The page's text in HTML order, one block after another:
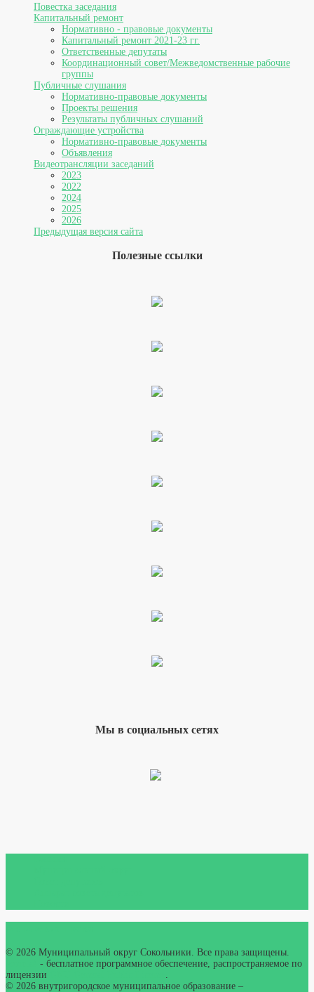
Повестка заседания
Капитальный ремонт
Нормативно - правовые документы
Капитальный ремонт 2021-23 гг.
Ответственные депутаты
Координационный совет/Межведомственные рабочие
группы
Публичные слушания
Нормативно-правовые документы
Проекты решения
Результаты публичных слушаний
Ограждающие устройства
Нормативно-правовые документы
Объявления
Видеотрансляции заседаний
2023
2022
2024
2025
2026
Предыдущая версия сайта
Полезные ссылки
Мы в социальных сетях
© 2026 Муниципальный округ Сокольники. Все права защищены.
- бесплатное программное обеспечение, распространяемое по
лицензии
.
© 2026 внутригородское муниципальное образование –